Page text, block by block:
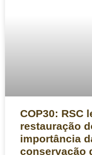
COP30: RSC
restauração
importância
conservação